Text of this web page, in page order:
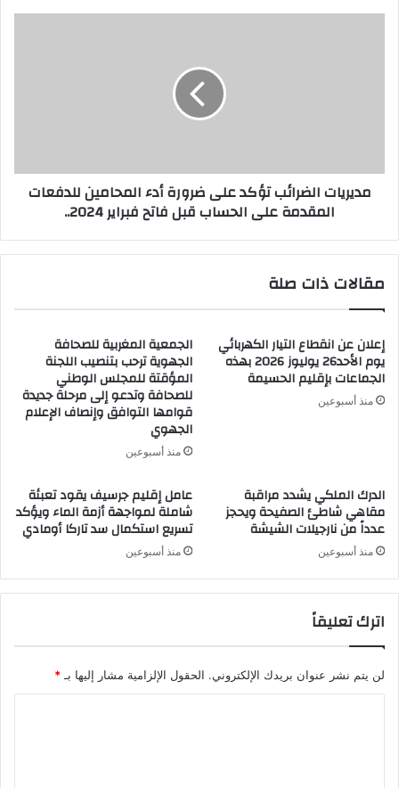
المقدمة
على
2024..
مديريات الضرائب تؤكد على ضرورة أدء المحامين للدفعات
المقدمة على الحساب قبل فاتح فبراير 2024..
مقالات ذات صلة
إعلان عن انقطاع التيار الكهربائي
يوم الأحد26 يوليوز 2026 بهذه
الجماعات بإقليم الحسيمة
منذ أسبوعين
الجمعية المغربية للصحافة
الجهوية ترحب بتنصيب اللجنة
المؤقتة للمجلس الوطني
للصحافة وتدعو إلى مرحلة جديدة
قوامها التوافق وإنصاف الإعلام
الجهوي
منذ أسبوعين
الدرك الملكي يشدد مراقبة
مقاهي شاطئ الصفيحة ويحجز
عدداً من نارجيلات الشيشة
منذ أسبوعين
عامل إقليم جرسيف يقود تعبئة
شاملة لمواجهة أزمة الماء ويؤكد
تسريع استكمال سد تاركا أومادي
منذ أسبوعين
اترك تعليقاً
لن يتم نشر عنوان بريدك الإلكتروني. الحقول الإلزامية مشار إليها بـ *